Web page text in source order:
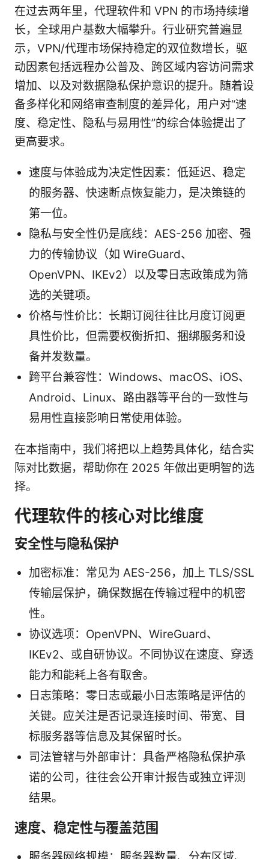
在过去两年里，代理软件和 VPN 的市场持续增
长，全球用户基数大幅攀升。行业研究普遍显
示，VPN/代理市场保持稳定的双位数增长，驱
动因素包括远程办公普及、跨区域内容访问需求
增加、以及对数据隐私保护意识的提升。随着设
备多样化和网络审查制度的差异化，用户对“速
度、稳定性、隐私与易用性”的综合体验提出了
更高要求。
速度与体验成为决定性因素：低延迟、稳定
的服务器、快速断点恢复能力，是决策链的
第一位。
隐私与安全性仍是底线：AES-256 加密、强
力的传输协议（如 WireGuard、
OpenVPN、IKEv2）以及零日志政策成为筛
选的关键项。
价格与性价比：长期订阅往往比月度订阅更
具性价比，但需要权衡折扣、捆绑服务和设
备并发数量。
跨平台兼容性：Windows、macOS、iOS、
Android、Linux、路由器等平台的一致性与
易用性直接影响日常使用体验。
在本指南中，我们将把以上趋势具体化，结合实
际对比数据，帮助你在 2025 年做出更明智的选
择。
代理软件的核心对比维度
安全性与隐私保护
加密标准：常见为 AES-256，加上 TLS/SSL
传输层保护，确保数据在传输过程中的机密
性。
协议选项：OpenVPN、WireGuard、
IKEv2、或自研协议。不同协议在速度、穿透
能力和能耗上各有取舍。
日志策略：零日志或最小日志策略是评估的
关键。应关注是否记录连接时间、带宽、目
标服务器等信息及其保留时长。
司法管辖与外部审计：具备严格隐私保护承
诺的公司，往往会公开审计报告或独立评测
结果。
速度、稳定性与覆盖范围